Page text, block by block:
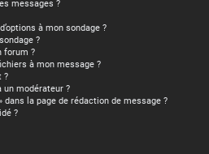
messages ?
à mon sondage ?
?
forum ?
à mon message ?
?
un modérateur ?
dans la page de rédaction de message ?
?